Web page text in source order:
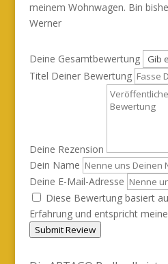
meinem Wohnwagen. Bin
Werner
Deine Gesamtbewertung
Titel Deiner Bewertung
Deine Rezension
Dein Name
Deine E-Mail-Adresse
Diese Bewertung basiert
Erfahrung und entspricht
Submit Review